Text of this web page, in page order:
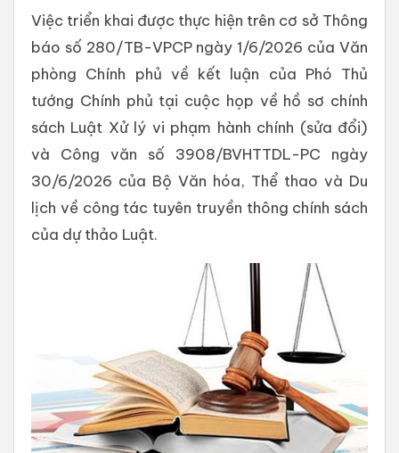
Việc triển khai được thực hiện trên cơ sở Thông
báo số 280/TB-VPCP ngày 1/6/2026 của Văn
phòng Chính phủ về kết luận của Phó Thủ
tướng Chính phủ tại cuộc họp về hồ sơ chính
sách Luật Xử lý vi phạm hành chính (sửa đổi)
và Công văn số 3908/BVHTTDL-PC ngày
30/6/2026 của Bộ Văn hóa, Thể thao và Du
lịch về công tác tuyên truyền thông chính sách
của dự thảo Luật.